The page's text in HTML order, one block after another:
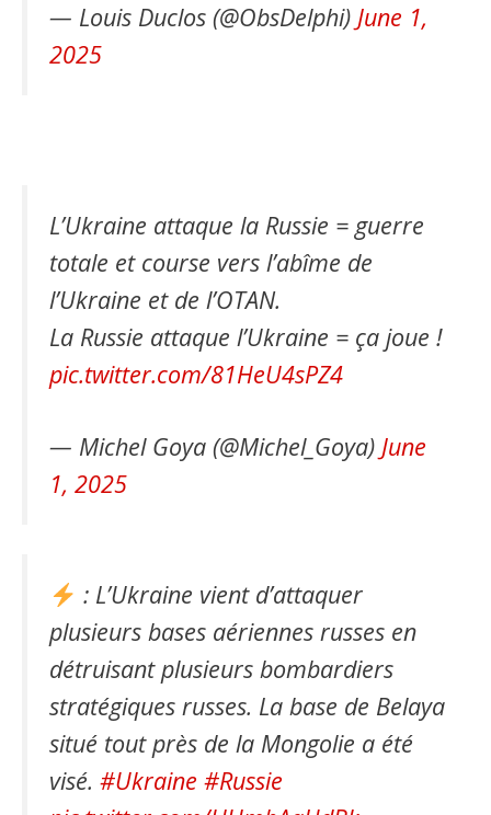
— Louis Duclos (@ObsDelphi) June 1,
2025
L’Ukraine attaque la Russie = guerre
totale et course vers l’abîme de
l’Ukraine et de l’OTAN.
La Russie attaque l’Ukraine = ça joue !
pic.twitter.com/81HeU4sPZ4
— Michel Goya (@Michel_Goya) June
1, 2025
: L’Ukraine vient d’attaquer
plusieurs bases aériennes russes en
détruisant plusieurs bombardiers
stratégiques russes. La base de Belaya
situé tout près de la Mongolie a été
visé. #Ukraine #Russie